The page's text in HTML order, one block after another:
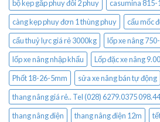
bộ kẹp gắp phuy đôi 2 phuy
casumina 815-
càng kẹp phuy đơn 1 thùng phuy
cẩu mốc
cẩu thuỷ lực giá rẻ 3000kg
lốp xe nâng
lốp xe nâng nhập khẩu
Lốp đặc xe nâng
Phốt 18-26-5mm
sửa xe nâng bán tự động
thang nâng giá rẻ.. Tel (028) 6279.0375
thang nâng điện
thang nâng điện 12m